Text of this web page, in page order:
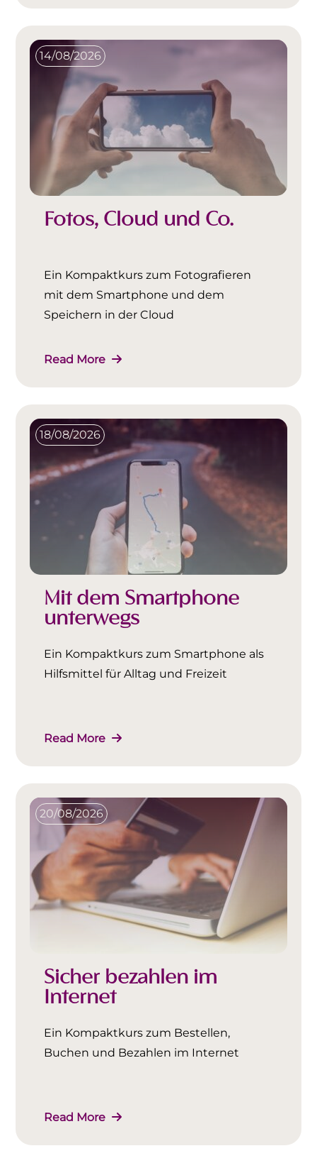
14/08/2026
Fotos, Cloud und Co.
Ein Kompaktkurs zum Fotografieren
mit dem Smartphone und dem
Speichern in der Cloud
Read More
18/08/2026
Mit dem Smartphone
unterwegs
Ein Kompaktkurs zum Smartphone als
Hilfsmittel für Alltag und Freizeit
Read More
20/08/2026
Sicher bezahlen im
Internet
Ein Kompaktkurs zum Bestellen,
Buchen und Bezahlen im Internet
Read More